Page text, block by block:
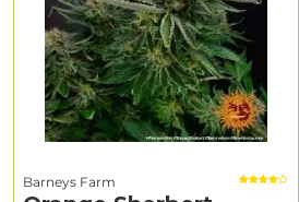
Barneys Farm